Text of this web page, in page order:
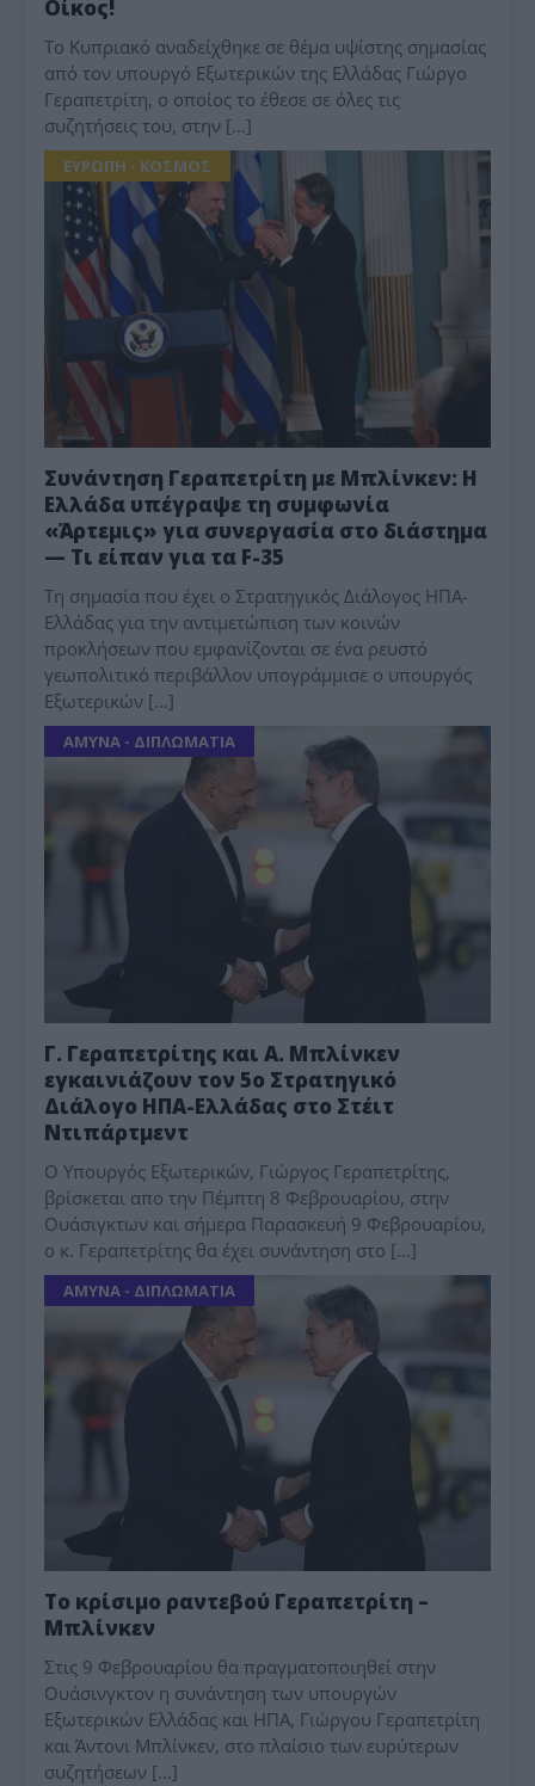
Οίκος!
Το Κυπριακό αναδείχθηκε σε θέμα υψίστης σημασίας
από τον υπουργό Εξωτερικών της Ελλάδας Γιώργο
Γεραπετρίτη, ο οποίος το έθεσε σε όλες τις
συζητήσεις του, στην […]
ΕΥΡΩΠΗ - ΚΟΣΜΟΣ
Συνάντηση Γεραπετρίτη με Μπλίνκεν: Η
Ελλάδα υπέγραψε τη συμφωνία
«Άρτεμις» για συνεργασία στο διάστημα
— Τι είπαν για τα F-35
Τη σημασία που έχει ο Στρατηγικός Διάλογος ΗΠΑ-
Ελλάδας για την αντιμετώπιση των κοινών
προκλήσεων που εμφανίζονται σε ένα ρευστό
γεωπολιτικό περιβάλλον υπογράμμισε ο υπουργός
Εξωτερικών […]
ΑΜΥΝΑ - ΔΙΠΛΩΜΑΤΙΑ
Γ. Γεραπετρίτης και Α. Μπλίνκεν
εγκαινιάζουν τον 5ο Στρατηγικό
Διάλογο ΗΠΑ-Ελλάδας στο Στέιτ
Ντιπάρτμεντ
Ο Υπουργός Εξωτερικών, Γιώργος Γεραπετρίτης,
βρίσκεται απο την Πέμπτη 8 Φεβρουαρίου, στην
Ουάσιγκτων και σήμερα Παρασκευή 9 Φεβρουαρίου,
ο κ. Γεραπετρίτης θα έχει συνάντηση στο […]
ΑΜΥΝΑ - ΔΙΠΛΩΜΑΤΙΑ
Το κρίσιμο ραντεβού Γεραπετρίτη –
Μπλίνκεν
Στις 9 Φεβρουαρίου θα πραγματοποιηθεί στην
Ουάσινγκτον η συνάντηση των υπουργών
Εξωτερικών Ελλάδας και ΗΠΑ, Γιώργου Γεραπετρίτη
και Άντονι Μπλίνκεν, στο πλαίσιο των ευρύτερων
συζητήσεων […]